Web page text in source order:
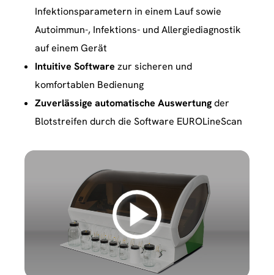
Infektionsparametern in einem Lauf sowie
Autoimmun-, Infektions- und Allergiediagnostik
auf einem Gerät
Intuitive Software zur sicheren und
komfortablen Bedienung
Zuverlässige automatische Auswertungder
Blotstreifen durch die Software EUROLineScan